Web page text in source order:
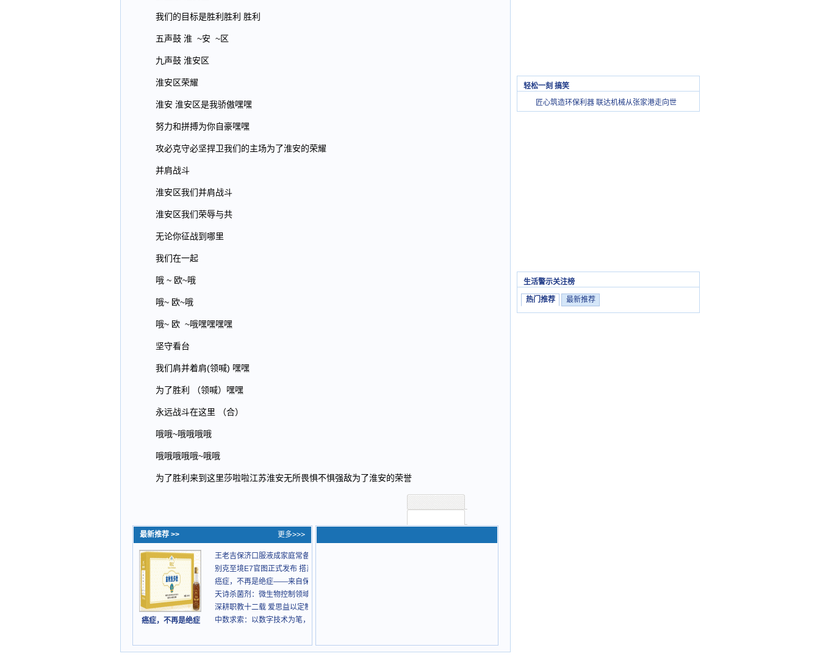
我们的目标是胜利胜利 胜利
五声鼓 淮 ~安 ~区
九声鼓 淮安区
淮安区荣耀
淮安 淮安区是我骄傲嘿嘿
努力和拼搏为你自豪嘿嘿
攻必克守必坚捍卫我们的主场为了淮安的荣耀
并肩战斗
淮安区我们并肩战斗
淮安区我们荣辱与共
无论你征战到哪里
我们在一起
哦 ~ 欧~哦
哦~ 欧~哦
哦~ 欧 ~哦嘿嘿嘿嘿
坚守看台
我们肩并着肩(领喊) 嘿嘿
为了胜利 （领喊）嘿嘿
永远战斗在这里 （合）
哦哦~哦哦哦哦
哦哦哦哦哦~哦哦
为了胜利来到这里莎啦啦江苏淮安无所畏惧不惧强敌为了淮安的荣誉
最新推荐 >> 更多>>>
癌症，不再是绝症
王老吉保济口服液成家庭常备药
别克至境E7官图正式发布 搭真龙插混Pro与预瞄悬架
癌症，不再是绝症——来自保抵力中医现代化的康复希望
天诗杀菌剂：微生物控制领域的绿色创新与专业守护
深耕职教十二载 爱思益以定制化服务点亮青年职业未来
中数求索：以数字技术为笔，绘就智慧工程新蓝图
轻松一刻 搞笑
匠心筑造环保利器 联达机械从张家港走向世
生活警示关注榜
热门推荐 最新推荐